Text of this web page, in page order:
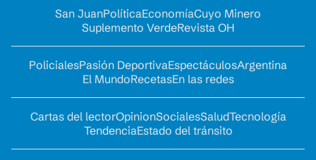
San JuanPolíticaEconomíaCuyo Minero
Suplemento VerdeRevista OH
PolicialesPasión DeportivaEspectáculosArgentina
El MundoRecetasEn las redes
Cartas del lectorOpinionSocialesSaludTecnología
TendenciaEstado del tránsito